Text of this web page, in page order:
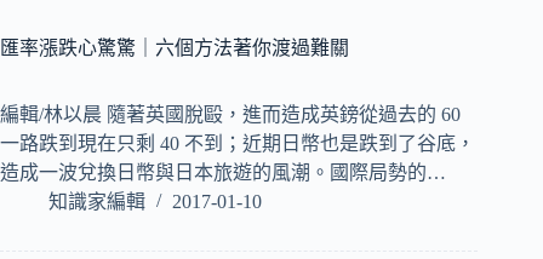
匯率漲跌心驚驚｜六個方法著你渡過難關
編輯/林以晨 隨著英國脫毆，進而造成英鎊從過去的 60
一路跌到現在只剩 40 不到；近期日幣也是跌到了谷底，
造成一波兌換日幣與日本旅遊的風潮。國際局勢的…
知識家編輯
2017-01-10